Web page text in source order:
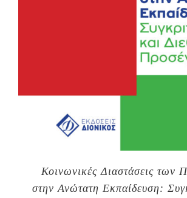
Κοινωνικές Διαστάσεις των
στην Ανώτατη Εκπαίδευση: